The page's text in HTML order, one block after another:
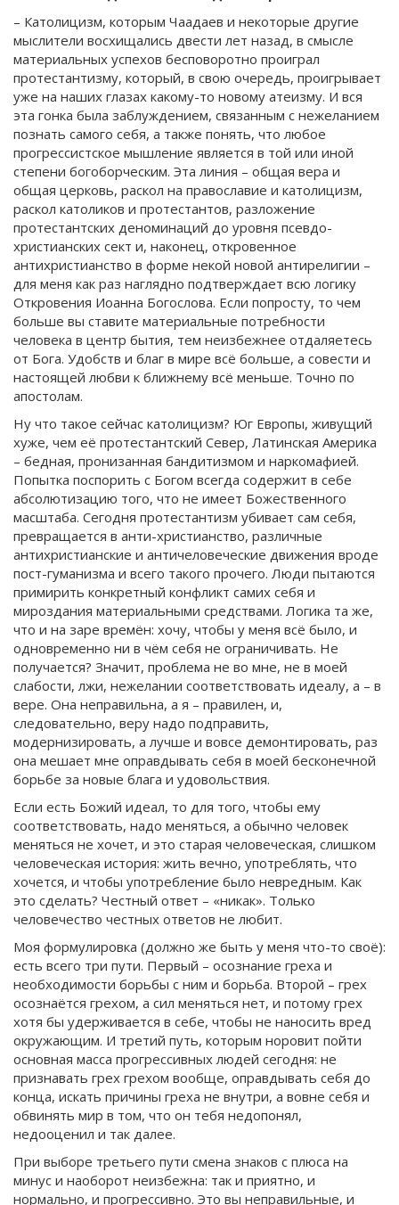
– Католицизм, которым Чаадаев и некоторые другие
мыслители восхищались двести лет назад, в смысле
материальных успехов бесповоротно проиграл
протестантизму, который, в свою очередь, проигрывает
уже на наших глазах какому-то новому атеизму. И вся
эта гонка была заблуждением, связанным с нежеланием
познать самого себя, а также понять, что любое
прогрессистское мышление является в той или иной
степени богоборческим. Эта линия – общая вера и
общая церковь, раскол на православие и католицизм,
раскол католиков и протестантов, разложение
протестантских деноминаций до уровня псевдо-
христианских сект и, наконец, откровенное
антихристианство в форме некой новой антирелигии –
для меня как раз наглядно подтверждает всю логику
Откровения Иоанна Богослова. Если попросту, то чем
больше вы ставите материальные потребности
человека в центр бытия, тем неизбежнее отдаляетесь
от Бога. Удобств и благ в мире всё больше, а совести и
настоящей любви к ближнему всё меньше. Точно по
апостолам.
Ну что такое сейчас католицизм? Юг Европы, живущий
хуже, чем её протестантский Север, Латинская Америка
– бедная, пронизанная бандитизмом и наркомафией.
Попытка поспорить с Богом всегда содержит в себе
абсолютизацию того, что не имеет Божественного
масштаба. Сегодня протестантизм убивает сам себя,
превращается в анти-христианство, различные
антихристианские и античеловеческие движения вроде
пост-гуманизма и всего такого прочего. Люди пытаются
примирить конкретный конфликт самих себя и
мироздания материальными средствами. Логика та же,
что и на заре времён: хочу, чтобы у меня всё было, и
одновременно ни в чём себя не ограничивать. Не
получается? Значит, проблема не во мне, не в моей
слабости, лжи, нежелании соответствовать идеалу, а – в
вере. Она неправильна, а я – правилен, и,
следовательно, веру надо подправить,
модернизировать, а лучше и вовсе демонтировать, раз
она мешает мне оправдывать себя в моей бесконечной
борьбе за новые блага и удовольствия.
Если есть Божий идеал, то для того, чтобы ему
соответствовать, надо меняться, а обычно человек
меняться не хочет, и это старая человеческая, слишком
человеческая история: жить вечно, употреблять, что
хочется, и чтобы употребление было невредным. Как
это сделать? Честный ответ – «никак». Только
человечество честных ответов не любит.
Моя формулировка (должно же быть у меня что-то своё):
есть всего три пути. Первый – осознание греха и
необходимости борьбы с ним и борьба. Второй – грех
осознаётся грехом, а сил меняться нет, и потому грех
хотя бы удерживается в себе, чтобы не наносить вред
окружающим. И третий путь, которым норовит пойти
основная масса прогрессивных людей сегодня: не
признавать грех грехом вообще, оправдывать себя до
конца, искать причины греха не внутри, а вовне себя и
обвинять мир в том, что он тебя недопонял,
недооценил и так далее.
При выборе третьего пути смена знаков с плюса на
минус и наоборот неизбежна: так и приятно, и
нормально, и прогрессивно. Это вы неправильные, и